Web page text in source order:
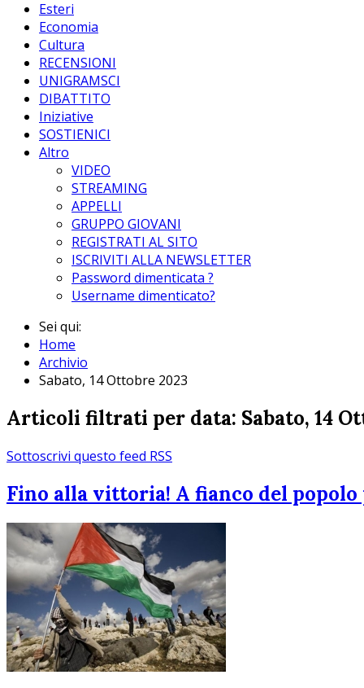
Esteri
Economia
Cultura
RECENSIONI
UNIGRAMSCI
DIBATTITO
Iniziative
SOSTIENICI
Altro
VIDEO
STREAMING
APPELLI
GRUPPO GIOVANI
REGISTRATI AL SITO
ISCRIVITI ALLA NEWSLETTER
Password dimenticata ?
Username dimenticato?
Sei qui:
Home
Archivio
Sabato, 14 Ottobre 2023
Articoli filtrati per data: Sabato, 14
Sottoscrivi questo feed RSS
Fino alla vittoria! A fianco del popolo